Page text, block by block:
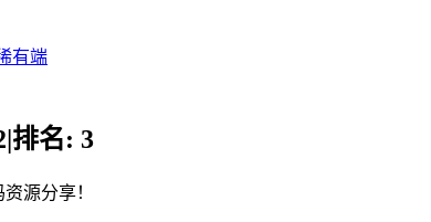
有端
|排名: 3
源分享！